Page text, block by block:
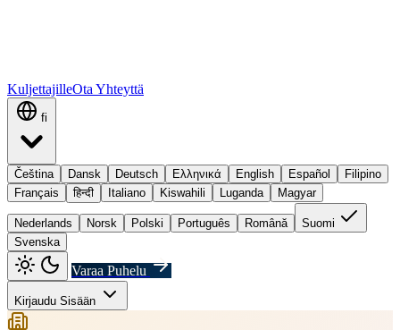
KuljettajilleOta Yhteyttä
fi
Čeština Dansk Deutsch Ελληνικά English Español
Filipino
Français
हिन्दी Italiano Kiswahili Luganda Magyar
Nederlands Norsk Polski Português Română
Suomi
Svenska
Varaa Puhelu
Kirjaudu Sisään